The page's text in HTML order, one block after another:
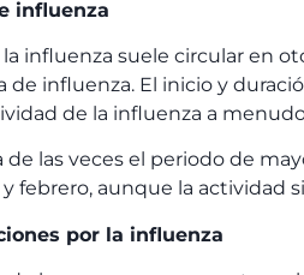
influenza
la influenza suele circular en
de influenza. El inicio y
de la influenza a
de las veces el periodo de
febrero, aunque la actividad
por la influenza